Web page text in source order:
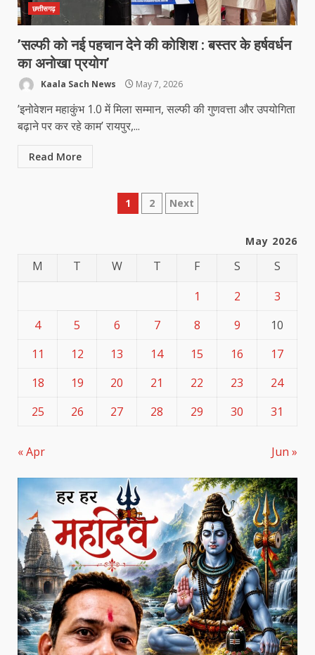
छत्तीसगढ़
’सल्फी को नई पहचान देने की कोशिश : बस्तर के हर्षवर्धन
का अनोखा प्रयोग’
Kaala Sach News May 7, 2026
’इनोवेशन महाकुंभ 1.0 में मिला सम्मान, सल्फी की गुणवत्ता और उपयोगिता
बढ़ाने पर कर रहे काम’ रायपुर,...
Read More
Posts
1 2 Next
May 2026
M T W T F S
S
1
2
3
4
5 6 7 8 9
10
11
12 13 14 15 16
17
18
19 20 21 22 23
24
25
26 27 28 29 30 31
« Apr Jun »